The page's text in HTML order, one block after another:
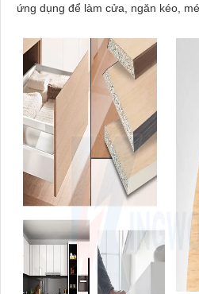
ứng dụng để làm cửa, ngăn kéo,